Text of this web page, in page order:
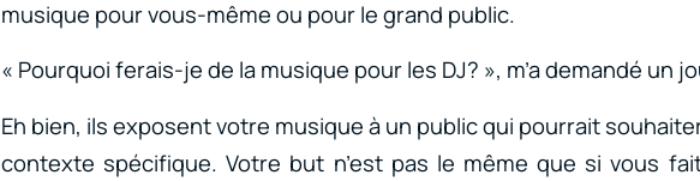
musique pour vous-même ou pour le grand public.
« Pourquoi ferais-je de la musique pour les DJ? », m’a demandé un
Eh bien, ils exposent votre musique à un public qui pourrait
contexte spécifique. Votre but n’est pas le même que si vous